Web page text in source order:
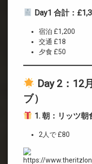
Day1 合計：
宿泊 £1,200
交通 £18
夕食 £50
Day 2：12
ブ）
1. 朝：リッツ朝
2人で £80